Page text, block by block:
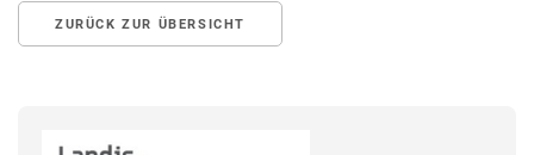
ZURÜCK ZUR ÜBERSICHT
1 Jahr
Statistik Cookies erfassen Informationen anonym.